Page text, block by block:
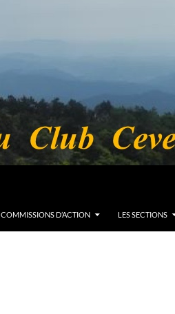
COMMISSIONS D’ACTION LES SECTIONS